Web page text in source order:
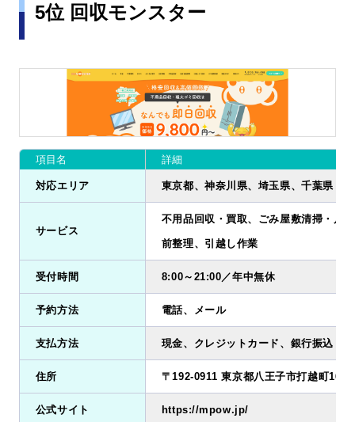
5位 回収モンスター
項目名 詳細
対応エリア 東京都、神奈川県、埼玉県、千葉県
サービス
不用品回収・買取、ごみ屋敷清掃・片
前整理、引越し作業
受付時間 8:00～21:00／年中無休
予約方法 電話、メール
支払方法 現金、クレジットカード、銀行振込
住所 〒192-0911 東京都八王子市打越町
公式サイト https://mpow.jp/